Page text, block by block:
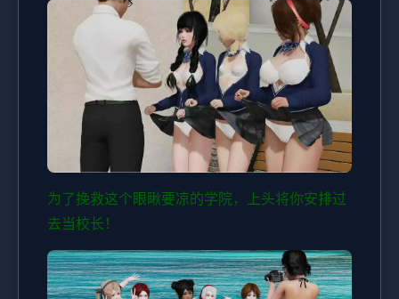
为了挽救这个眼瞅要凉的学院，上头将你安排过
去当校长！